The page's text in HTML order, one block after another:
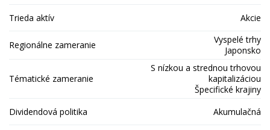
Trieda aktív Akcie
Regionálne zameranie
Vyspelé trhy
Japonsko
Tématické zameranie
S nízkou a strednou trhovou
kapitalizáciou
Špecifické krajiny
Dividendová politika
Akumulačná